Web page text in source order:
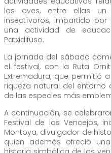
las aves, entre ellas
insectívoros, impartido por
una actividad de
Patxidifuso.
La jornada del sábado
el festival, con la Ruta
Extremadura, que permitió
riqueza natural del entorno
de las especies más
A continuación, se
Festival de los Vencejos,
Montoya, divulgador de
quien además ofreció